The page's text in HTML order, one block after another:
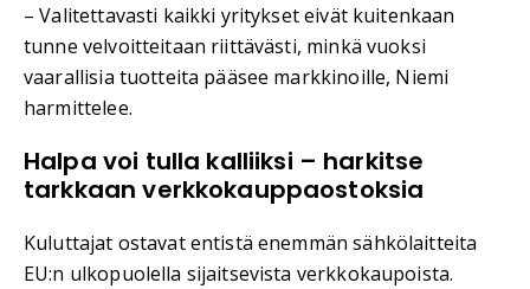
– Valitettavasti kaikki yritykset eivät kuitenkaan
tunne velvoitteitaan riittävästi, minkä vuoksi
vaarallisia tuotteita pääsee markkinoille, Niemi
harmittelee.
Halpa voi tulla kalliiksi – harkitse
tarkkaan verkkokauppaostoksia
Kuluttajat ostavat entistä enemmän sähkölaitteita
EU:n ulkopuolella sijaitsevista verkkokaupoista.